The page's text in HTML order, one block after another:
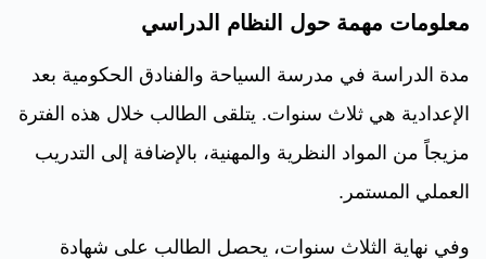
معلومات مهمة حول النظام الدراسي
مدة الدراسة في مدرسة السياحة والفنادق الحكومية بعد
الإعدادية هي ثلاث سنوات. يتلقى الطالب خلال هذه الفترة
مزيجاً من المواد النظرية والمهنية، بالإضافة إلى التدريب
العملي المستمر.
وفي نهاية الثلاث سنوات، يحصل الطالب على شهادة